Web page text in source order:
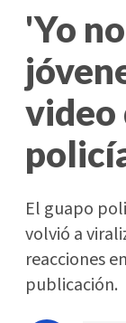
'Yo
video
El guapo
volvió a
reacciones
publicación.